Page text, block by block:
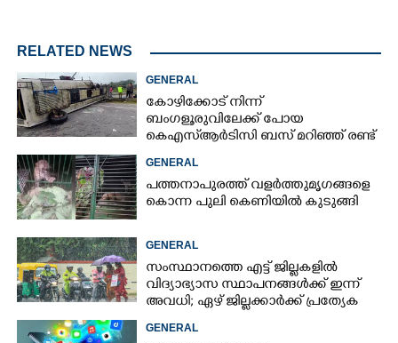
RELATED NEWS
GENERAL
കോഴിക്കോട് നിന്ന്
ബംഗളൂരുവിലേക്ക് പോയ
കെഎസ്‌ആർടിസി ബസ് മറിഞ്ഞ് രണ്ട്
ഗുരുതരാവസ്ഥയിൽ
GENERAL
പത്തനാപുരത്ത് വളർത്തുമൃഗങ്ങളെ
കൊന്ന പുലി കെണിയിൽ കുടുങ്ങി
GENERAL
സംസ്ഥാനത്തെ എട്ട് ജില്ലകളിൽ
വിദ്യാഭ്യാസ സ്ഥാപനങ്ങൾക്ക് ഇന്ന്
അവധി; ഏഴ് ജില്ലക്കാർക്ക് പ്രത്യേക
GENERAL